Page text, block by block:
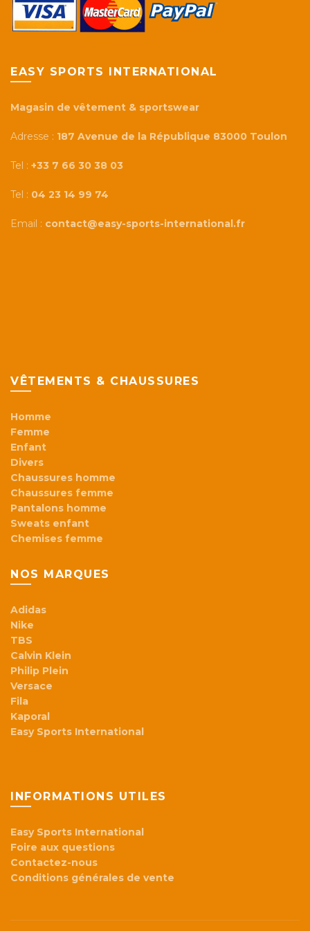
EASY SPORTS INTERNATIONAL
Magasin de vêtement & sportswear
Adresse : 187 Avenue de la République 83000 Toulon
Tel : +33 7 66 30 38 03
Tel : 04 23 14 99 74
Email : contact@easy-sports-international.fr
VÊTEMENTS & CHAUSSURES
Homme
Femme
Enfant
Divers
Chaussures homme
Chaussures femme
Pantalons homme
Sweats enfant
Chemises femme
NOS MARQUES
Adidas
Nike
TBS
Calvin Klein
Philip Plein
Versace
Fila
Kaporal
Easy Sports International
INFORMATIONS UTILES
Easy Sports International
Foire aux questions
Contactez-nous
Conditions générales de vente